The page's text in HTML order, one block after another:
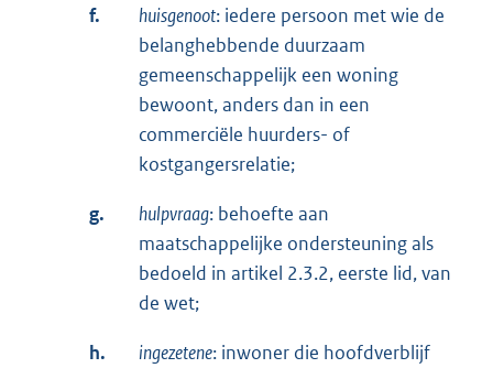
f. huisgenoot: iedere persoon met wie de
belanghebbende duurzaam
gemeenschappelijk een woning
bewoont, anders dan in een
commerciële huurders- of
kostgangersrelatie;
g. hulpvraag: behoefte aan
maatschappelijke ondersteuning als
bedoeld in artikel 2.3.2, eerste lid, van
de wet;
h. ingezetene: inwoner die hoofdverblijf